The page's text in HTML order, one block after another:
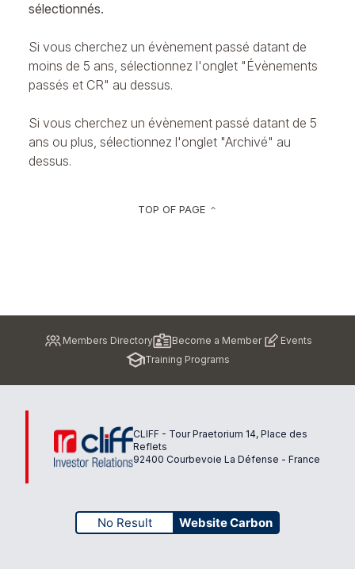
sélectionnés.
Si vous cherchez un évènement passé datant de
moins de 5 ans, sélectionnez l'onglet "Évènements
passés et CR" au dessus.
Si vous cherchez un évènement passé datant de 5
ans ou plus, sélectionnez l'onglet "Archivé" au
dessus.
TOP OF PAGE keyboard_arrow_up
Members Directory Become a Member
Events
Training Programs
CLIFF - Tour Praetorium 14, Place des
Reflets
92400 Courbevoie La Défense - France
No Result Website Carbon